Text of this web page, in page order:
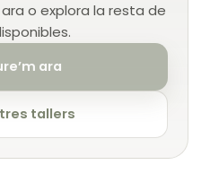
o explora la resta de
ara
tallers